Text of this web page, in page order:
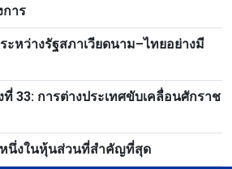
การ
หว่างรัฐสภาเวียดนาม–ไทยอย่างมี
33: การต่างประเทศขับเคลื่อนศักราช
หนึ่งในหุ้นส่วนที่สำคัญที่สุด